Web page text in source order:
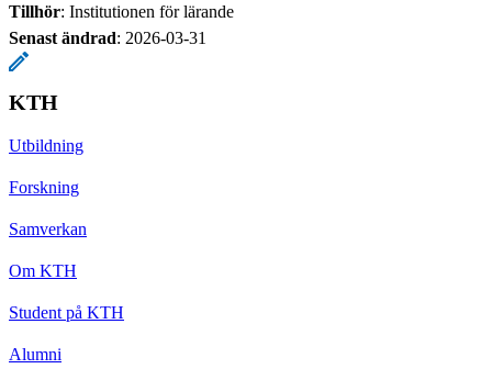
Tillhör: Institutionen för lärande
Senast ändrad: 2026-03-31
KTH
Utbildning
Forskning
Samverkan
Om KTH
Student på KTH
Alumni